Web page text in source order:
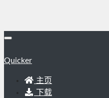
Quicker
主页
下载